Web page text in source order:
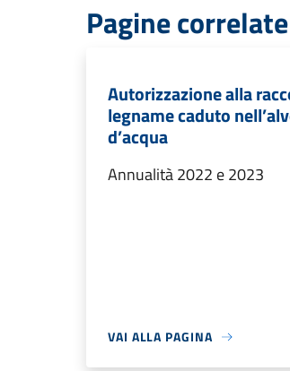
Pagine correlate
Autorizzazione alla
legname caduto
d’acqua
Annualità 2022 e 2023
VAI ALLA PAGINA